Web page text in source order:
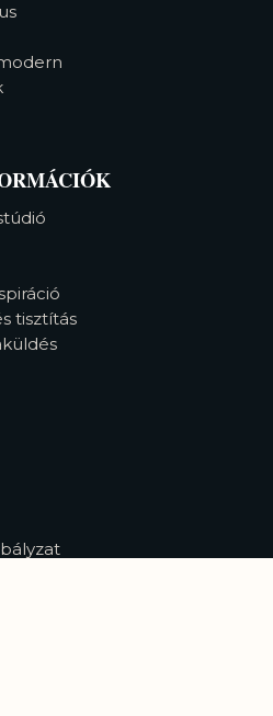
tisztítás